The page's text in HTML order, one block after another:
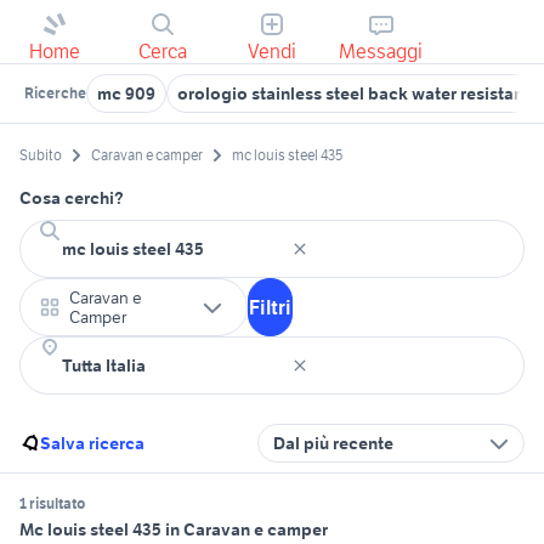
Home Cerca Vendi Messaggi
Ricerche mc 909 orologio stainless steel back water resistant
Subito Caravan e camper mc louis steel 435
Cosa cerchi?
Caravan e
Camper
Filtri
Salva ricerca Dal più recente
1 risultato
Mc louis steel 435 in Caravan e camper